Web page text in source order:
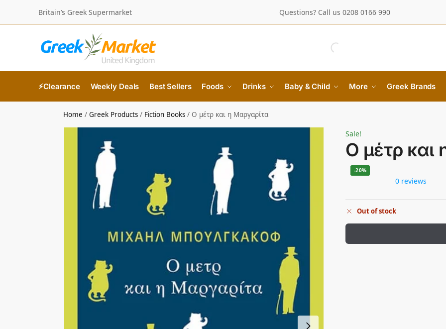
Britain’s Greek Supermarket Questions? Call us 0208 0166 990
⚡Clearance Weekly Deals Best Sellers Foods Drinks Baby & Child More Greek Brands
Home /Greek Products / Fiction Books / Ο μέτρ και η Μαργαρίτα
Sale!
Ο μέτρ και
-20%
0 reviews
Out of stock